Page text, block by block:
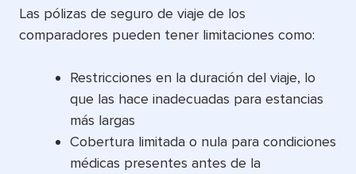
Las pólizas de seguro de viaje de los
comparadores pueden tener limitaciones como:
Restricciones en la duración del viaje, lo
que las hace inadecuadas para estancias
más largas
Cobertura limitada o nula para condiciones
médicas presentes antes de la